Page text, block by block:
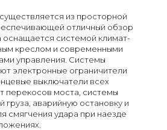
из просторной
отличный обзор
системой климат-
креслом и современными
управления. Системы
электронные ограничители
выключатели всех
перекосов моста, системы
груза, аварийную остановку и
смягчения удара при наезде